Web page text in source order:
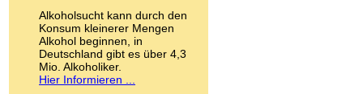
LSD
Marihuana
Medikamente
Meskalin
Metamphetamin
Methadon
Alkoholsucht kann durch den
Konsum kleinerer Mengen
Alkohol beginnen, in
Deutschland gibt es über 4,3
Mio. Alkoholiker.
Hier Informieren ...